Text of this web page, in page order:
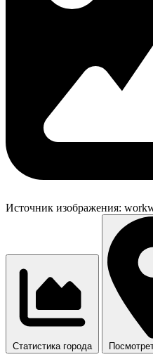
Источник изображения:
Статистика города